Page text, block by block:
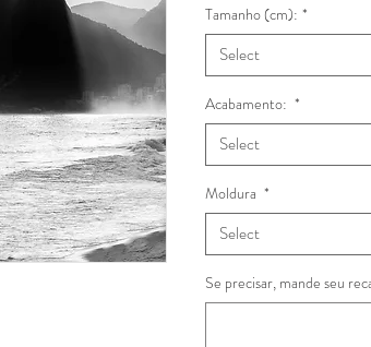
Tamanho (cm): *
Select
Acabamento: *
Select
Moldura *
Select
Se precisar, mande seu